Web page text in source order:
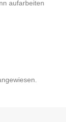
aufarbeiten